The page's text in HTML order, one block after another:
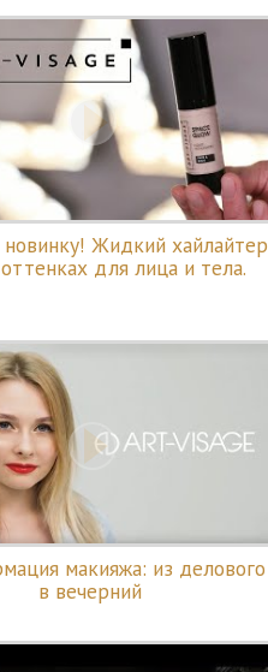
новинку! Жидкий хайлайтер
для лица и тела.
макияжа: из делового
в вечерний